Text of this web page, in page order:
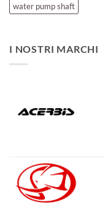
water pump shaft
I NOSTRI MARCHI